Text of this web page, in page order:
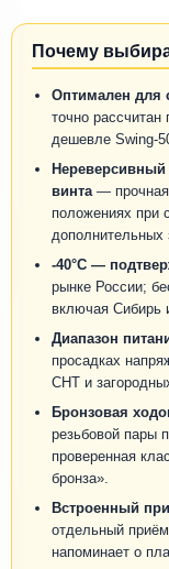
Почему
Оптимален для
точно
дешевле Swing-
Нереверсивный
винта — прочная
положениях при
дополнительных
-40°C —
рынке России;
включая Сибирь
Диапазон
просадках
СНТ и
Бронзовая
резьбовой пары
проверенная
бронза».
Встроенный
отдельный
напоминает о